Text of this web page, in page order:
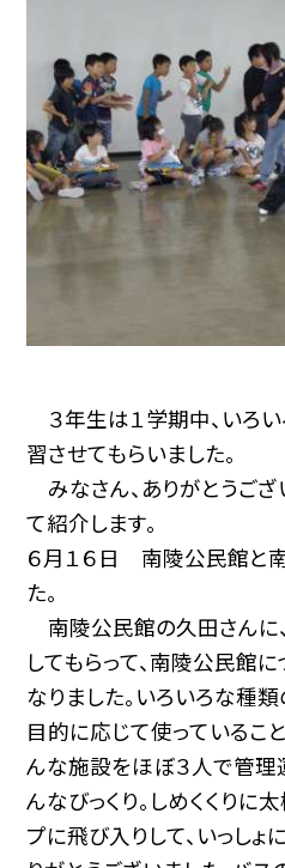
３年生は１学期中、いろ
習させてもらいました。
みなさん、ありがとうご
て紹介します。
６月１６日 南陵公民館と
た。
南陵公民館の久田さんに
してもらって、南陵公民館に
なりました。いろいろな種
目的に応じて使っているこ
んな施設をほぼ３人で管理
んなびっくり。しめくくりに
プに飛び入りして、いっしょ